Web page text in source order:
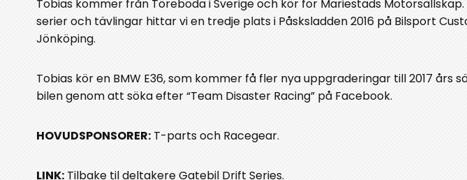
Tobias kommer från Töreboda i Sverige och kör för Mariestads
serier och tävlingar hittar vi en tredje plats i Påsksladden 2016 på Bilsport
Jönköping.
Tobias kör en BMW E36, som kommer få fler nya uppgraderingar till 2017 års
bilen genom att söka efter “Team Disaster Racing” på Facebook.
HOVUDSPONSORER: T-parts och Racegear.
LINK: Tilbake til deltakere Gatebil Drift Series.